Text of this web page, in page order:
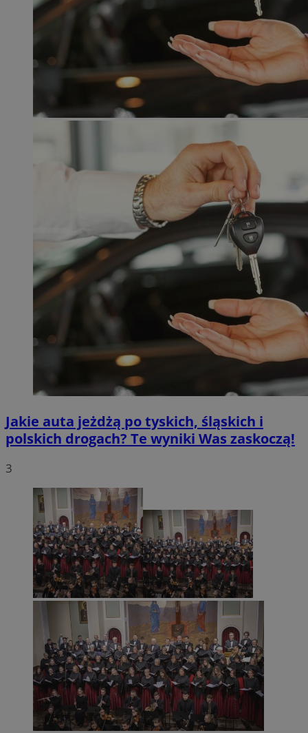
Jakie auta jeżdżą po tyskich, śląskich i
polskich drogach? Te wyniki Was zaskoczą!
3